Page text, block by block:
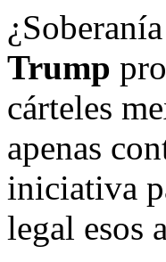
Trump
cárteles
apenas
iniciativa
legal esos